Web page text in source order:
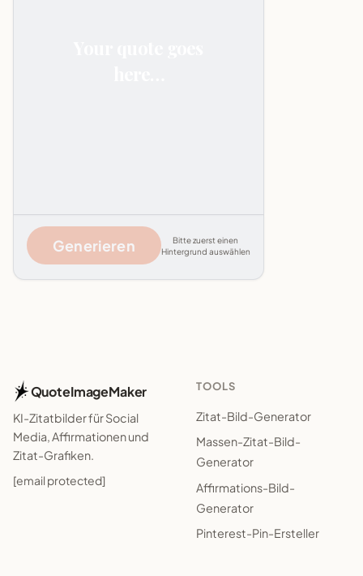
Generieren
Bitte zuerst einen
Hintergrund auswählen
QuoteImageMaker
KI-Zitatbilder für Social
Media, Affirmationen und
Zitat-Grafiken.
[email protected]
TOOLS
Zitat-Bild-Generator
Massen-Zitat-Bild-
Generator
Affirmations-Bild-
Generator
Pinterest-Pin-Ersteller